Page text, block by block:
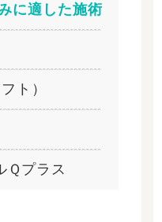
に適した施術
ト）
Ｑプラス